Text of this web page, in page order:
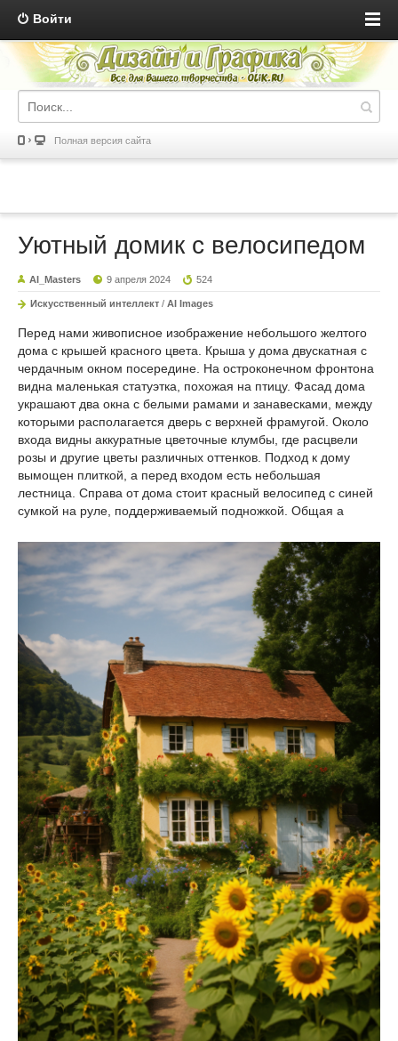
Войти
Полная версия сайта
Уютный домик с велосипедом
AI_Masters 9 апреля 2024 524
Искусственный интеллект / AI Images
Перед нами живописное изображение небольшого желтого
дома с крышей красного цвета. Крыша у дома двускатная с
чердачным окном посередине. На остроконечном фронтона
видна маленькая статуэтка, похожая на птицу. Фасад дома
украшают два окна с белыми рамами и занавесками, между
которыми располагается дверь с верхней фрамугой. Около
входа видны аккуратные цветочные клумбы, где расцвели
розы и другие цветы различных оттенков. Подход к дому
вымощен плиткой, а перед входом есть небольшая
лестница. Справа от дома стоит красный велосипед с синей
сумкой на руле, поддерживаемый подножкой. Общая а